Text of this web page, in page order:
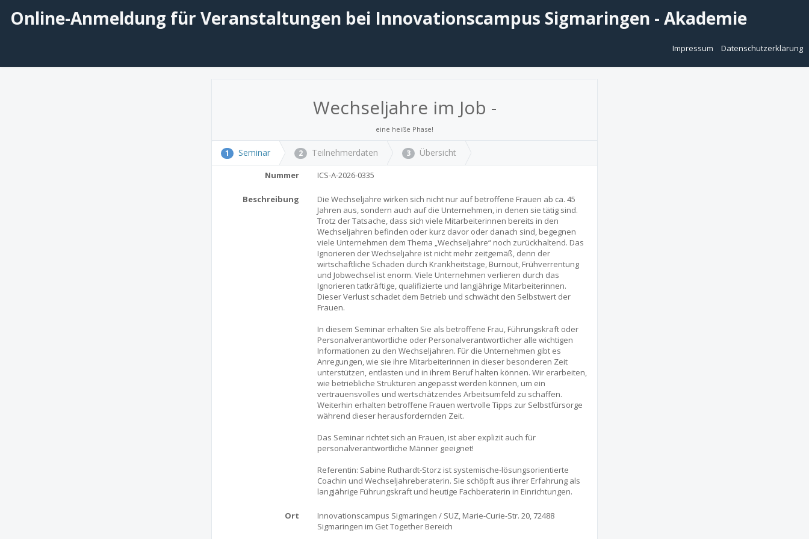
Online-Anmeldung für Veranstaltungen bei Innovationscampus Sigmaringen - Akademie
Impressum Datenschutzerklärung
Wechseljahre im Job -
eine heiße Phase!
1 Seminar 2 Teilnehmerdaten 3 Übersicht
Nummer ICS-A-2026-0335
Beschreibung
Die Wechseljahre wirken sich nicht nur auf betroffene Frauen ab ca. 45
Jahren aus, sondern auch auf die Unternehmen, in denen sie tätig sind.
Trotz der Tatsache, dass sich viele Mitarbeiterinnen bereits in den
Wechseljahren befinden oder kurz davor oder danach sind, begegnen
viele Unternehmen dem Thema „Wechseljahre“ noch zurückhaltend. Das
Ignorieren der Wechseljahre ist nicht mehr zeitgemäß, denn der
wirtschaftliche Schaden durch Krankheitstage, Burnout, Frühverrentung
und Jobwechsel ist enorm. Viele Unternehmen verlieren durch das
Ignorieren tatkräftige, qualifizierte und langjährige Mitarbeiterinnen.
Dieser Verlust schadet dem Betrieb und schwächt den Selbstwert der
Frauen.
In diesem Seminar erhalten Sie als betroffene Frau, Führungskraft oder
Personalverantwortliche oder Personalverantwortlicher alle wichtigen
Informationen zu den Wechseljahren. Für die Unternehmen gibt es
Anregungen, wie sie ihre Mitarbeiterinnen in dieser besonderen Zeit
unterstützen, entlasten und in ihrem Beruf halten können. Wir erarbeiten,
wie betriebliche Strukturen angepasst werden können, um ein
vertrauensvolles und wertschätzendes Arbeitsumfeld zu schaffen.
Weiterhin erhalten betroffene Frauen wertvolle Tipps zur Selbstfürsorge
während dieser herausfordernden Zeit.
Das Seminar richtet sich an Frauen, ist aber explizit auch für
personalverantwortliche Männer geeignet!
Referentin: Sabine Ruthardt-Storz ist systemische-lösungsorientierte
Coachin und Wechseljahreberaterin. Sie schöpft aus ihrer Erfahrung als
langjährige Führungskraft und heutige Fachberaterin in Einrichtungen.
Ort
Innovationscampus Sigmaringen / SUZ, Marie-Curie-Str. 20, 72488
Sigmaringen im Get Together Bereich